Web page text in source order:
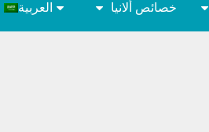
خصائص ألانيا العربية